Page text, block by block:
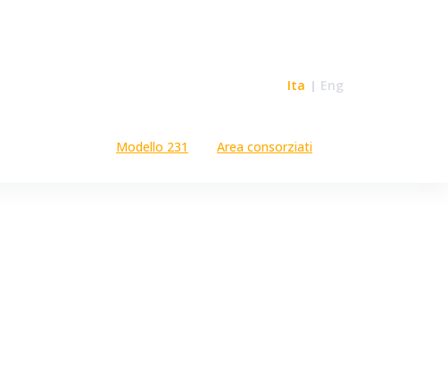
Ita Eng
Modello 231 Area consorziati